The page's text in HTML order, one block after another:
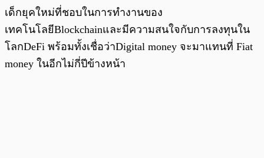
เด็กยุคใหม่ที่ชอบในการทำงานของ
เทคโนโลยีBlockchainและมีความสนใจกับการลงทุนใน
โลกDeFi พร้อมทั้งเชื่อว่าDigital money จะมาแทนที่ Fiat
money ในอีกไม่กี่ปีข้างหน้า